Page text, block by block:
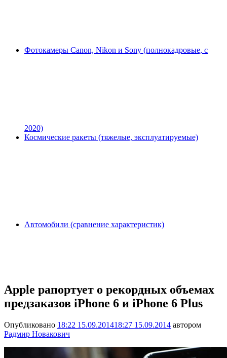
Фотокамеры Canon, Nikon и Sony (полнокадровые, с
2020)
Космические ракеты (тяжелые, эксплуатируемые)
Автомобили (сравнение характеристик)
Apple рапортует о рекордных объемах
предзаказов iPhone 6 и iPhone 6 Plus
Опубликовано 18:22 15.09.201418:27 15.09.2014 автором
Радмир Новакович